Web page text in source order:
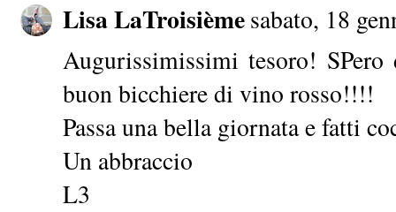
Lisa LaTroisièmesabato, 18
Augurissimissimi tesoro!
buon bicchiere di vino rosso!!!!
Passa una bella giornata e fatti
Un abbraccio
L3